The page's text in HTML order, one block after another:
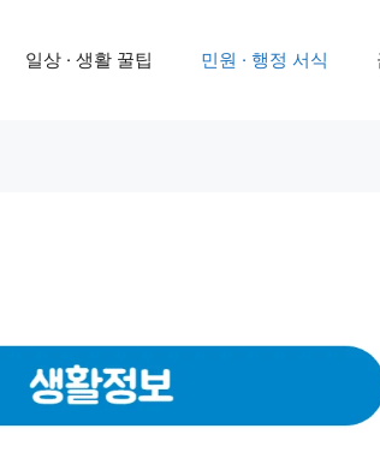
일상 · 생활 꿀팁 민원 · 행정 서식